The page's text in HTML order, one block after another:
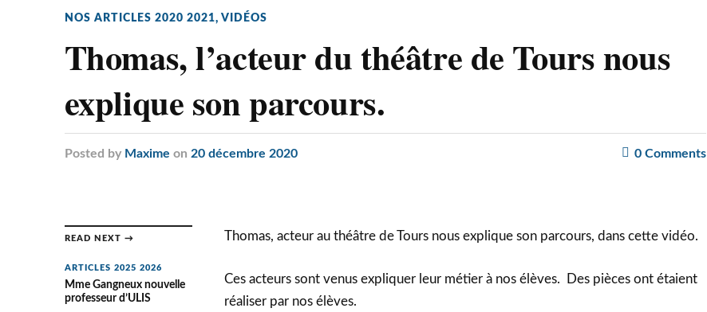
NOS ARTICLES 2020 2021, VIDÉOS
Thomas, l’acteur du théâtre de Tours nous
explique son parcours.
Posted by Maxime on 20 décembre 2020 0Comments
READ NEXT →
ARTICLES 2025 2026
Mme Gangneux nouvelle
professeur d’ULIS
Thomas, acteur au théâtre de Tours nous explique son parcours, dans cette vidéo.
Ces acteurs sont venus expliquer leur métier à nos élèves. Des pièces ont étaient
réaliser par nos élèves.